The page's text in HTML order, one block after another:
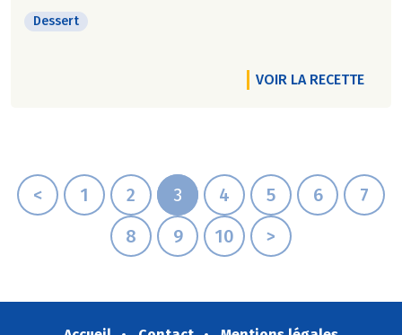
Dessert
VOIR LA RECETTE
< 1 2 3 4 5 6
7
8
9 10 >